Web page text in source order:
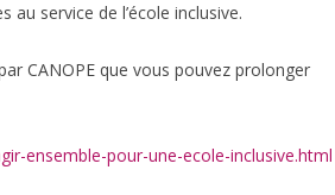
service de l’école inclusive.
CANOPE que vous pouvez prolonger
ensemble-pour-une-ecole-inclusive.html